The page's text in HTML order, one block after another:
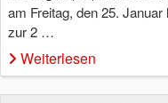
am Freitag, den 25.
zur 2 …
Weiterlesen